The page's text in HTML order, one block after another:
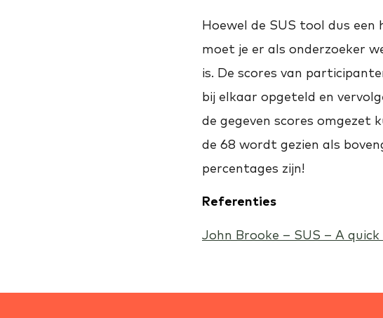
Hoewel de SUS tool dus
moet je er als onderzoeker
is. De scores van
bij elkaar opgeteld en
de gegeven scores omgezet
de 68 wordt gezien als
percentages zijn!
Referenties
John Brooke – SUS – A